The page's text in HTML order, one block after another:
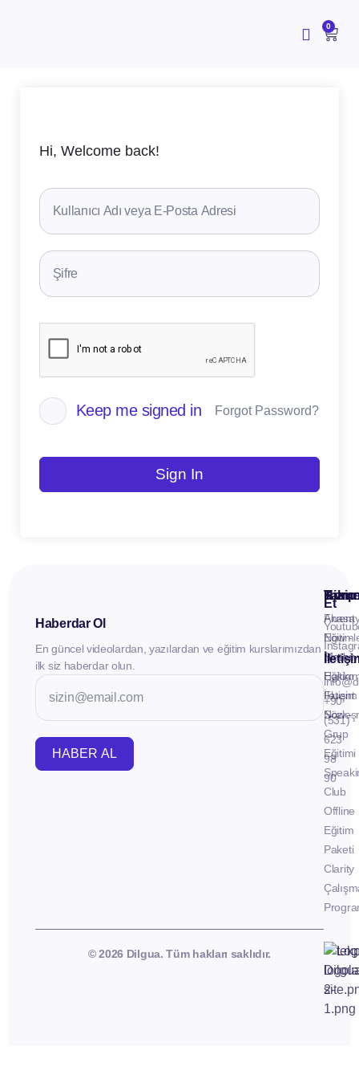
0
Hi, Welcome back!
Keep me signed in Forgot Password?
Sign In
Haberdar Ol
En güncel videolardan, yazılardan ve eğitim kurslarımızdan
ilk siz haberdar olun.
HABER AL
İletişim
Fluent
Now -
Birebir
Eğitim
Fluent
Now -
Grup
Eğitimi
Club
Offline
Eğitim
Paketi
Clarity
Takip
Et
+90
(531)
623
98
90
© 2026 Dilgua. Tüm hakları saklıdır.